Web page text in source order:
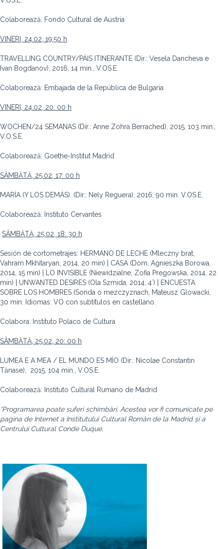
Colaborează: Fondo Cultural de Austria
VINERI, 24.02, 19:50 h
TRAVELLING COUNTRY/PÁIS ITINERANTE (Dir.: Vesela Dancheva e
Ivan Bogdanov), 2016, 14 min., V.OS.E.
Colaborează: Embajada de la República de Bulgaria
VINERI, 24.02, 20: 00 h
WOCHEN/24 SEMANAS (Dir.: Anne Zohra Berrached), 2015, 103 min.,
V.O.S.E.
Colaborează: Goethe-Institut Madrid
SÂMBĂTĂ, 25.02, 17: 00 h
MARÍA (Y LOS DEMÁS). (Dir.: Nely Reguera), 2016, 90 min. V.OS.E.
Colaborează: Instituto Cervantes
SÂMBĂTĂ, 25.02, 18: 30 h
Sesión de cortometrajes: HERMANO DE LECHE (Mleczny brat,
Vahram Mkhitaryan, 2014, 20 min) | CASA (Dom, Agnieszka Borowa,
2014, 15 min) | LO INVISIBLE (Niewidzialne, Zofia Pregowska, 2014, 22
min) | UNWANTED DESIRES (Ola Szmida, 2014, 4´) | ENCUESTA
SOBRE LOS HOMBRES (Sonda o mezczyznach, Mateusz Glowacki,
30 min. Idiomas: VO con subtítulos en castellano.
Colabora: Instituto Polaco de Cultura
SÂMBĂTĂ, 25.02, 20: 00 h
LUMEA E A MEA / EL MUNDO ES MÍO (Dir.: Nicolae Constantin
Tănase), 2015, 104 min., V.OS.E.
Colaborează: Instituto Cultural Rumano de Madrid
*Programarea poate suferi schimbări. Acestea vor fi comunicate pe
pagina de Internet a Institutului Cultural Român de la Madrid și a
Centrului Cultural Conde Duque.